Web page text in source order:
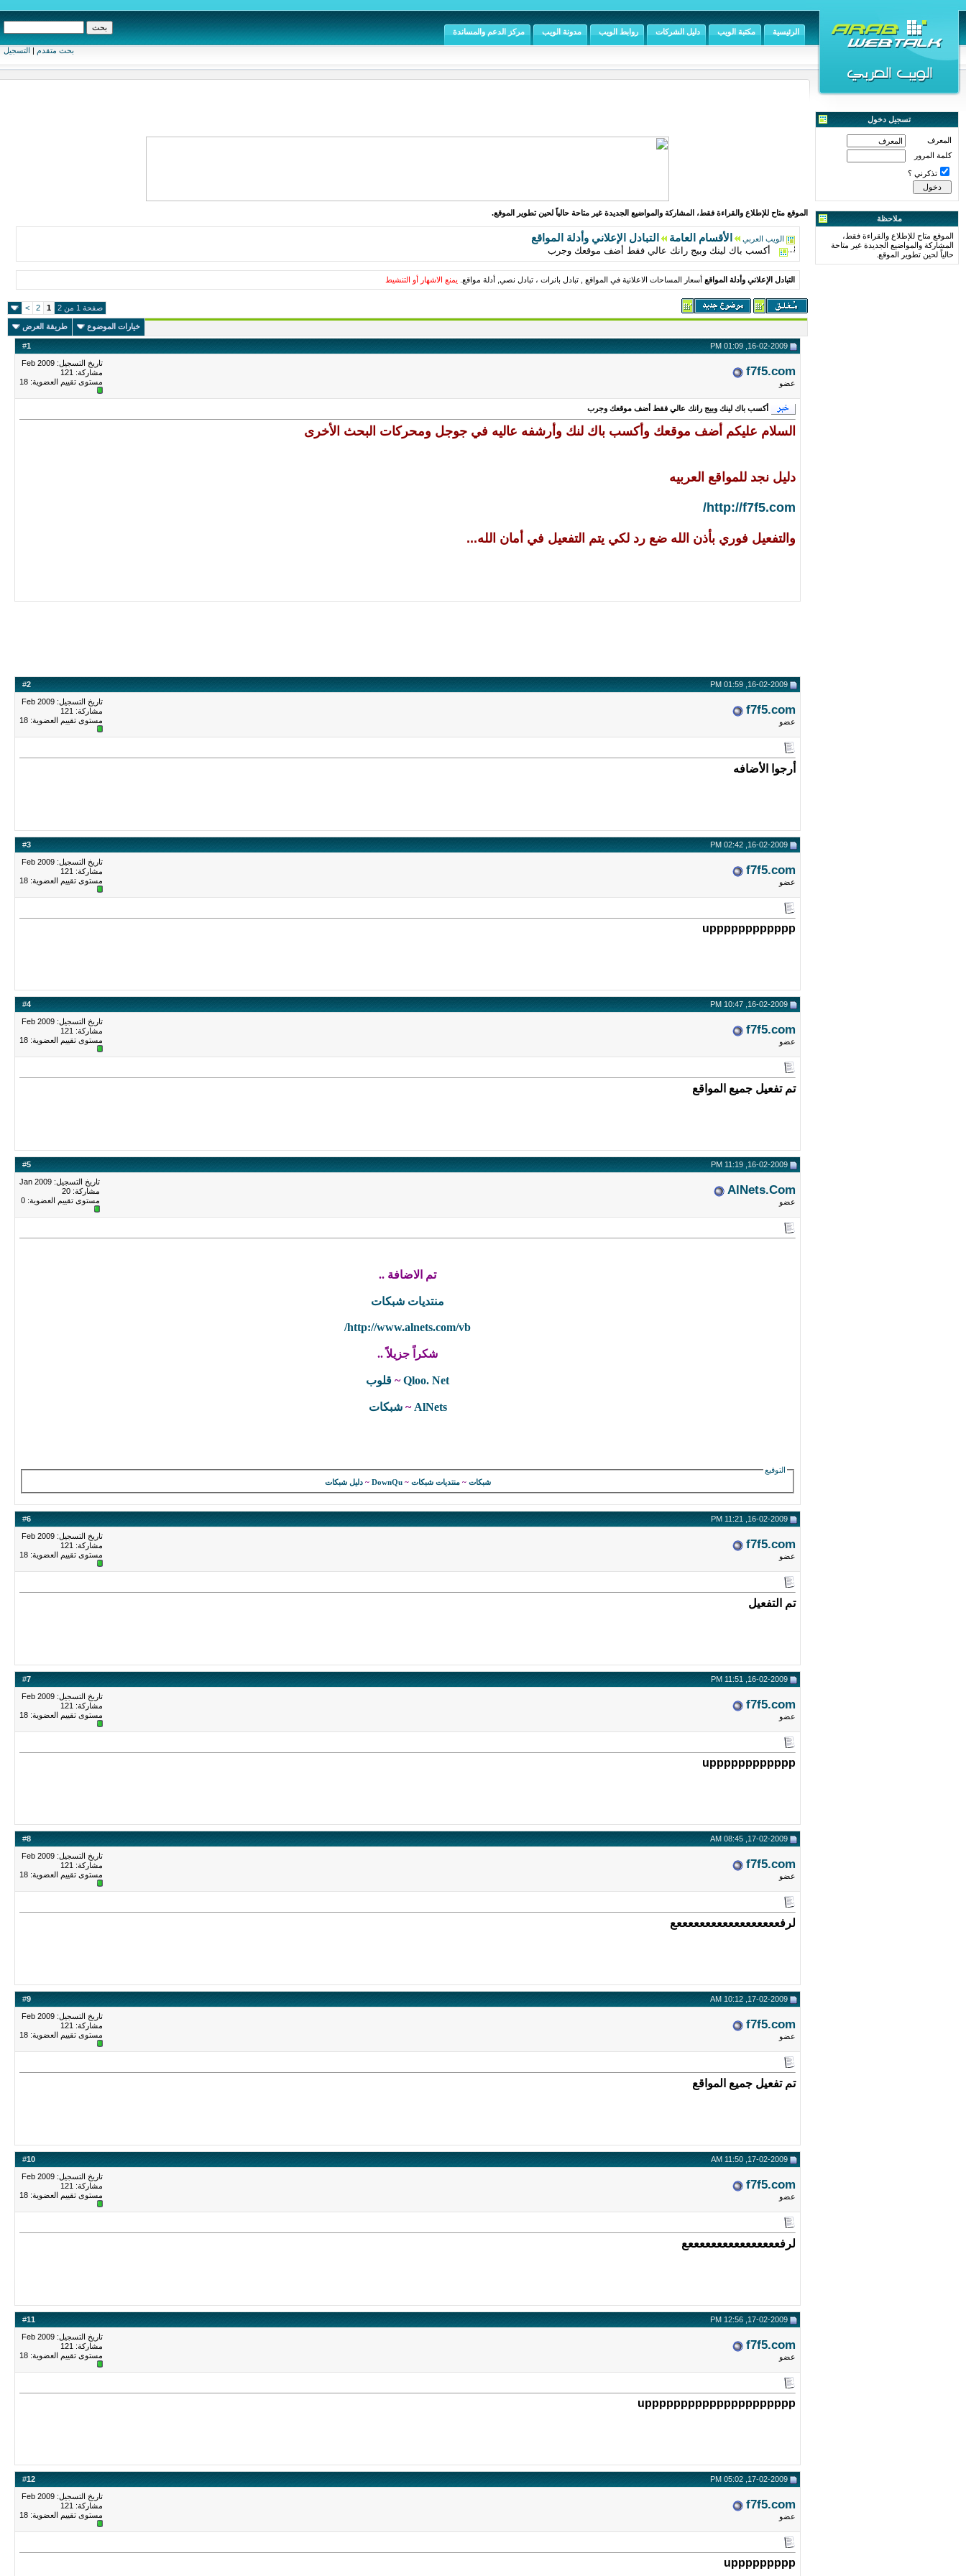
بحث متقدم | التسجيل
الرئيسية مكتبة الويب دليل الشركات روابط الويب مدونة الويب مركز الدعم والمساندة
تسجيل دخول
المعرف
كلمة المرور
تذكرني ؟
ملاحظة
الموقع متاح للإطلاع والقراءة فقط،
المشاركة والمواضيع الجديدة غير متاحة
حالياً لحين تطوير الموقع.
الموقع متاح للإطلاع والقراءة فقط، المشاركة والمواضيع الجديدة غير متاحة حالياً لحين تطوير الموقع.
الويب العربي الأقسام العامة التبادل الإعلاني وأدلة المواقع
أكسب باك لينك وبيج رانك عالي فقط أضف موقعك وجرب
التبادل الإعلاني وأدلة المواقع أسعار المساحات الاعلانية في المواقع , تبادل بانرات ، تبادل نصي, أدلة مواقع. يمنع الاشهار أو التنشيط
صفحة 1 من 2 1
2
>
خيارات الموضوع طريقة العرض
#1
f7f5.com
عضو
تاريخ التسجيل: Feb 2009
مشاركة: 121
مستوى تقييم العضوية: 18
أكسب باك لينك وبيج رانك عالي فقط أضف موقعك وجرب
السلام عليكم أضف موقعك وأكسب باك لنك وأرشفه عاليه في جوجل ومحركات البحث الأخرى
دليل نجد للمواقع العربيه
http://f7f5.com/
والتفعيل فوري بأذن الله ضع رد لكي يتم التفعيل في أمان الله...
#2
f7f5.com
عضو
تاريخ التسجيل: Feb 2009
مشاركة: 121
مستوى تقييم العضوية: 18
أرجوا الأضافه
#3
f7f5.com
عضو
تاريخ التسجيل: Feb 2009
مشاركة: 121
مستوى تقييم العضوية: 18
upppppppppppp
#4
f7f5.com
عضو
تاريخ التسجيل: Feb 2009
مشاركة: 121
مستوى تقييم العضوية: 18
تم تفعيل جميع المواقع
#5
AlNets.Com
عضو
تاريخ التسجيل: Jan 2009
مشاركة: 20
مستوى تقييم العضوية: 0
تم الاضافة ..
منتديات شبكات
http://www.alnets.com/vb/
شكراً جزيلاً ..
Qloo. Net
~ قلوب
AlNets
~شبكات
التوقيع
شبكات ~منتديات شبكات ~
DownQu
~دليل شبكات
#6
f7f5.com
عضو
تاريخ التسجيل: Feb 2009
مشاركة: 121
مستوى تقييم العضوية: 18
تم التفعيل
#7
f7f5.com
عضو
تاريخ التسجيل: Feb 2009
مشاركة: 121
مستوى تقييم العضوية: 18
upppppppppppp
#8
f7f5.com
عضو
تاريخ التسجيل: Feb 2009
مشاركة: 121
مستوى تقييم العضوية: 18
لرفععععععععععععععععععع
#9
f7f5.com
عضو
تاريخ التسجيل: Feb 2009
مشاركة: 121
مستوى تقييم العضوية: 18
تم تفعيل جميع المواقع
#10
f7f5.com
عضو
تاريخ التسجيل: Feb 2009
مشاركة: 121
مستوى تقييم العضوية: 18
لرفععععععععععععععععع
#11
f7f5.com
عضو
تاريخ التسجيل: Feb 2009
مشاركة: 121
مستوى تقييم العضوية: 18
uppppppppppppppppppppp
#12
f7f5.com
عضو
تاريخ التسجيل: Feb 2009
مشاركة: 121
مستوى تقييم العضوية: 18
uppppppppp